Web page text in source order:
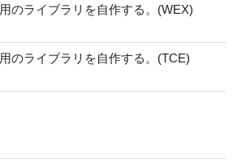
のライブラリを自作する。(WEX)
のライブラリを自作する。(TCE)